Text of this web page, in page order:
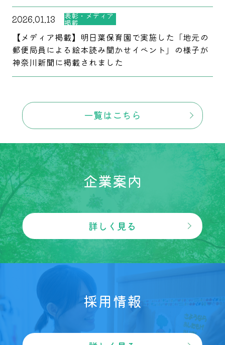
2026.01.13 表彰・メディア
掲載
【メディア掲載】明日葉保育園で実施した「地元の
郵便局員による絵本読み聞かせイベント」の様子が
神奈川新聞に掲載されました
一覧はこちら
企業案内
詳しく見る
採用情報